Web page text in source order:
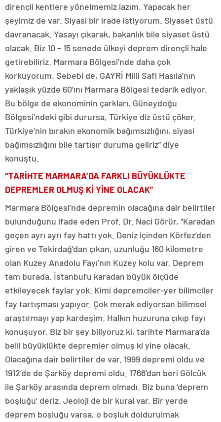
dirençli kentlere yönelmemiz lazım. Yapacak her
şeyimiz de var. Siyasi bir irade istiyorum. Siyaset üstü
davranacak. Yasayı çıkarak, bakanlık bile siyaset üstü
olacak. Biz 10 – 15 senede ülkeyi deprem dirençli hale
getirebiliriz. Marmara Bölgesi’nde daha çok
korkuyorum. Sebebi de, GAYRİ Milli Safi Hasıla’nın
yaklaşık yüzde 60’ını Marmara Bölgesi tedarik ediyor.
Bu bölge de ekonominin çarkları, Güneydoğu
Bölgesi’ndeki gibi durursa, Türkiye diz üstü çöker.
Türkiye’nin bırakın ekonomik bağımsızlığını, siyasi
bağımsızlığını bile tartışır duruma geliriz” diye
konuştu.
“TARİHTE MARMARA’DA FARKLI BÜYÜKLÜKTE
DEPREMLER OLMUŞ Kİ YİNE OLACAK”
Marmara Bölgesi’nde depremin olacağına dair belirtiler
bulunduğunu ifade eden Prof. Dr. Naci Görür, “Karadan
geçen ayrı ayrı fay hattı yok. Deniz içinden Körfez’den
giren ve Tekirdağ’dan çıkan, uzunluğu 160 kilometre
olan Kuzey Anadolu Fayı’nın Kuzey kolu var. Deprem
tam burada. İstanbul’u karadan büyük ölçüde
etkileyecek faylar yok. Kimi depremciler-yer bilimciler
fay tartışması yapıyor. Çok merak ediyorsan bilimsel
araştırmayı yap kardeşim. Halkın huzuruna çıkıp fayı
konuşuyor. Biz bir şey biliyoruz ki, tarihte Marmara’da
belli büyüklükte depremler olmuş ki yine olacak.
Olacağına dair belirtiler de var. 1999 depremi oldu ve
1912’de de Şarköy depremi oldu. 1766’dan beri Gölcük
ile Şarköy arasında deprem olmadı. Biz buna ‘deprem
boşluğu’ deriz. Jeoloji de bir kural var. Bir yerde
deprem boşluğu varsa, o boşluk doldurulmak